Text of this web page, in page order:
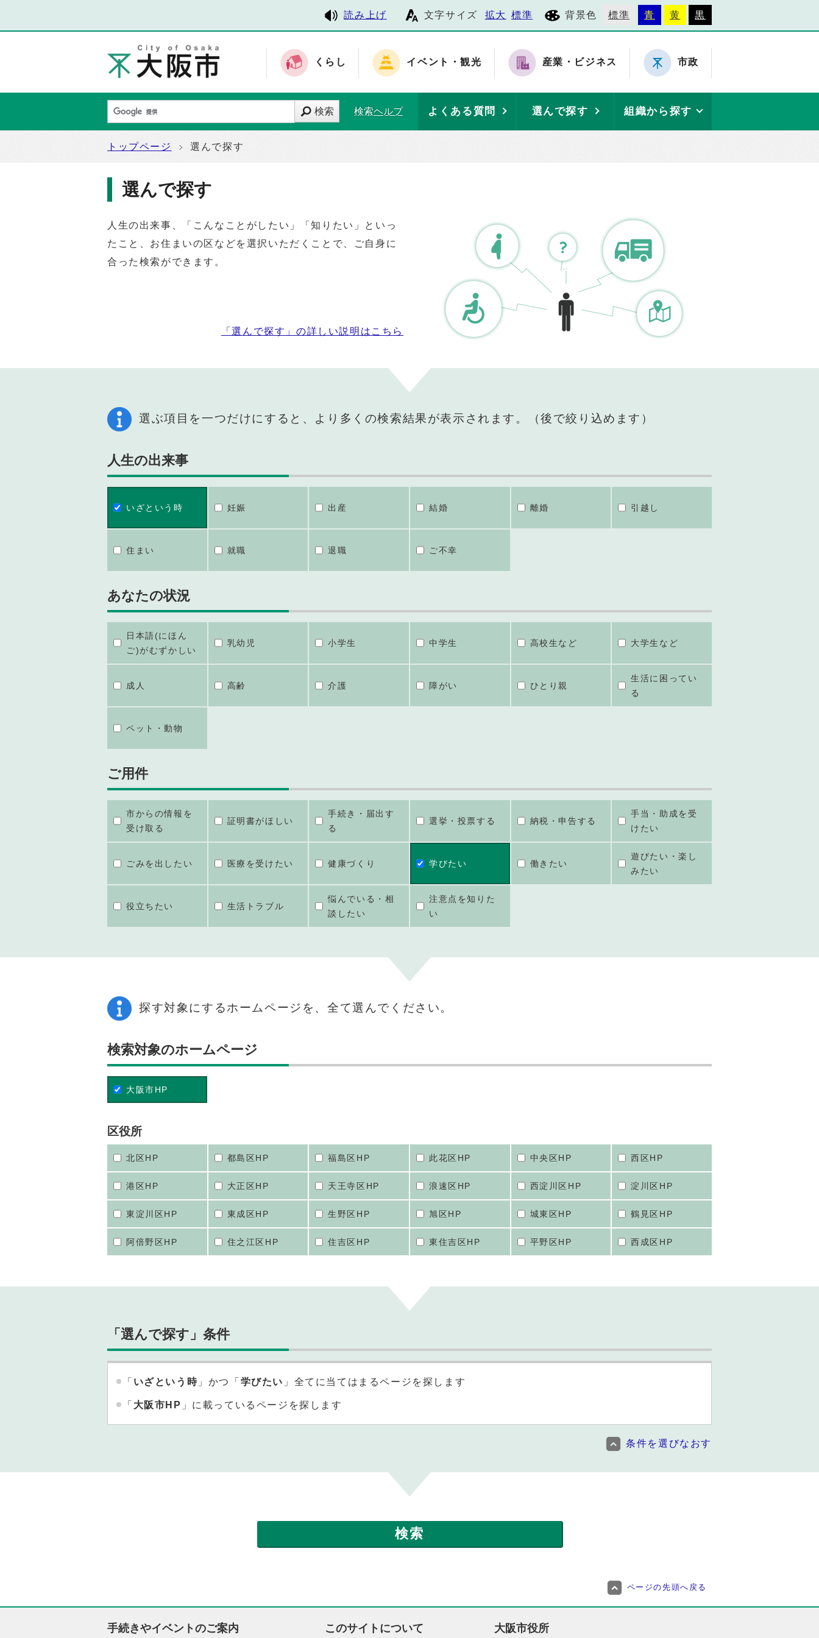
読み上げ 文字サイズ 拡大 標準 背景色 標準 青 黄 黒
くらし イベント・観光 産業・ビジネス 市政
検索 検索ヘルプ よくある質問 選んで探す 組織から探す
トップページ 選んで探す
選んで探す
人生の出来事、「こんなことがしたい」「知りたい」といっ
たこと、お住まいの区などを選択いただくことで、ご自身に
合った検索ができます。
「選んで探す」の詳しい説明はこちら
選ぶ項目を一つだけにすると、より多くの検索結果が表示されます。（後で絞り込めます）
人生の出来事
いざという時 妊娠 出産 結婚 離婚 引越し
住まい 就職 退職 ご不幸
あなたの状況
日本語(にほん
ご)がむずかしい
乳幼児 小学生 中学生 高校生など 大学生など
成人 高齢 介護 障がい ひとり親
生活に困ってい
る
ペット・動物
ご用件
市からの情報を
受け取る
証明書がほしい
手続き・届出す
る
選挙・投票する 納税・申告する
手当・助成を受
けたい
ごみを出したい 医療を受けたい 健康づくり 学びたい 働きたい
遊びたい・楽し
みたい
役立ちたい 生活トラブル
悩んでいる・相
談したい
注意点を知りた
い
探す対象にするホームページを、全て選んでください。
検索対象のホームページ
大阪市HP
区役所
北区HP 都島区HP 福島区HP 此花区HP 中央区HP 西区HP
港区HP 大正区HP 天王寺区HP 浪速区HP 西淀川区HP 淀川区HP
東淀川区HP 東成区HP 生野区HP 旭区HP 城東区HP 鶴見区HP
阿倍野区HP 住之江区HP 住吉区HP 東住吉区HP 平野区HP 西成区HP
「選んで探す」条件
「 いざという時 」かつ「 学びたい 」全てに当てはまるページを探します
「 大阪市HP 」に載っているページを探します
条件を選びなおす
ページの先頭へ戻る
手続きやイベントのご案内 このサイトについて 大阪市役所